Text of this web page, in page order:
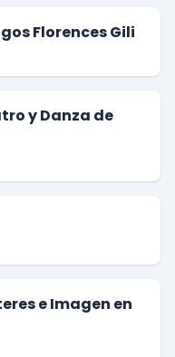
Florences Gili
y Danza de
e Imagen en